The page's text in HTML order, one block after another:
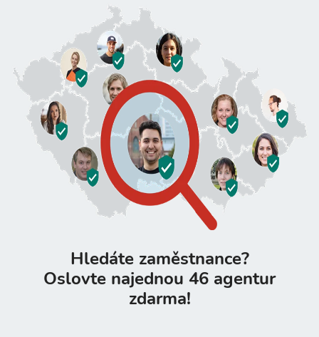
Hledáte zaměstnance?
Oslovte najednou 46 agentur
zdarma!